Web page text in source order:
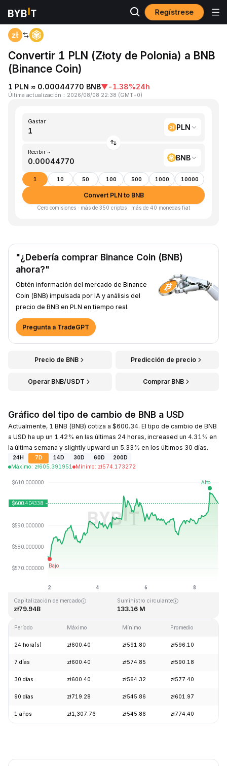
Regístrese
Inicio PLN to BNB
Convertir 1 PLN (Złoty de Polonia) a BNB
(Binance Coin)
1 PLN ≈ 0.00044770 BNB▼-1.38%24h
Última actualización ： 2026/08/08 22:38 (GMT+0)
Gastar
PLN
Recibir ~
BNB
1 10 50 100 500 1000 10000
Convert PLN to BNB
Cero comisiones · más de 350 criptos · más de 40 monedas fiat
"¿Debería comprar Binance Coin (BNB)
ahora?"
Obtén información del mercado de Binance
Coin (BNB) impulsada por IA y análisis del
precio de BNB en PLN en tiempo real.
Pregunta a TradeGPT
Precio de BNB Predicción de precio
Operar BNB/USDT Comprar BNB
Gráfico del tipo de cambio de BNB a USD
Actualmente, 1 BNB (BNB) cotiza a $600.34. El tipo de cambio de BNB
a USD ha up un 1.42% en las últimas 24 horas, increased un 4.31% en
la última semana y slightly upward un 5.33% en los últimos 30 días.
24H 7D 14D 30D 60D
200D
Máximo: zł605.391951 Mínimo: zł574.173272
Última actualización: 2026-08-08, 22:38 GMT+0
zł0.039818
Capitalización de mercado
zł79.94B
Suministro circulante
133.16 M
Período Máximo Mínimo Promedio
24 hora(s) zł600.40 zł591.80 zł596.10
7 días zł600.40 zł574.85 zł590.18
30 días zł600.40 zł564.32 zł577.40
90 días zł719.28 zł545.86 zł601.97
1 años zł1,307.76 zł545.86 zł774.40